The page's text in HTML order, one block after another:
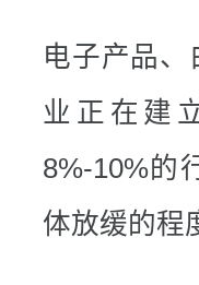
电子产品
业正在建
8%-10%的
体放缓的程